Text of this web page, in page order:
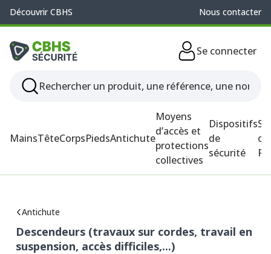
Découvrir CBHS Nous contacter
Se connecter
MainsTêteCorpsPiedsAntichute
Moyens
d’accès et
protections
collectives
Dispositifs
de
sécurité
Antichute
Descendeurs (travaux sur cordes, travail en
suspension, accès difficiles,...)